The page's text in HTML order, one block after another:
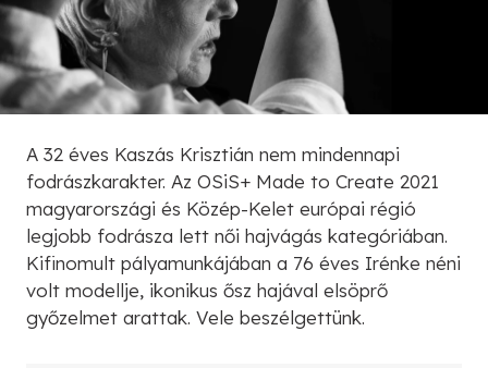
A 32 éves Kaszás Krisztián nem mindennapi
fodrászkarakter. Az OSiS+ Made to Create 2021
magyarországi és Közép-Kelet európai régió
legjobb fodrásza lett női hajvágás kategóriában.
Kifinomult pályamunkájában a 76 éves Irénke néni
volt modellje, ikonikus ősz hajával elsöprő
győzelmet arattak. Vele beszélgettünk.